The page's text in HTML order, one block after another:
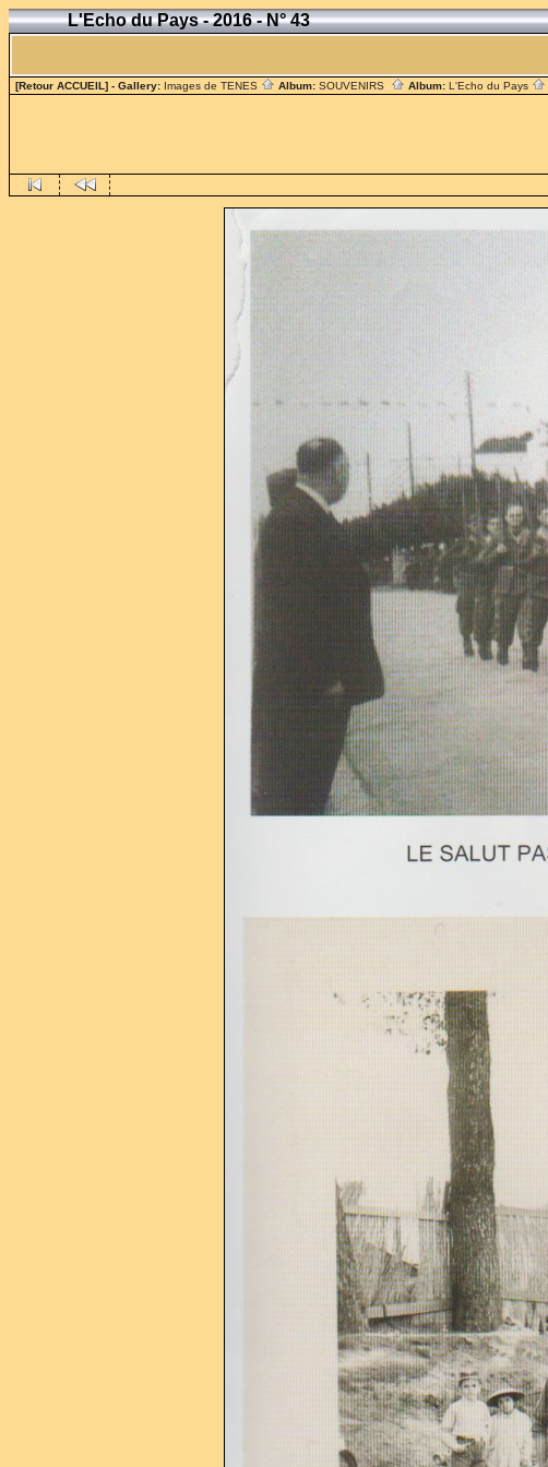
L'Echo du Pays - 2016 - N° 43
[Retour ACCUEIL] - Gallery: Images de TENES Album: SOUVENIRS Album: L'Echo du Pays